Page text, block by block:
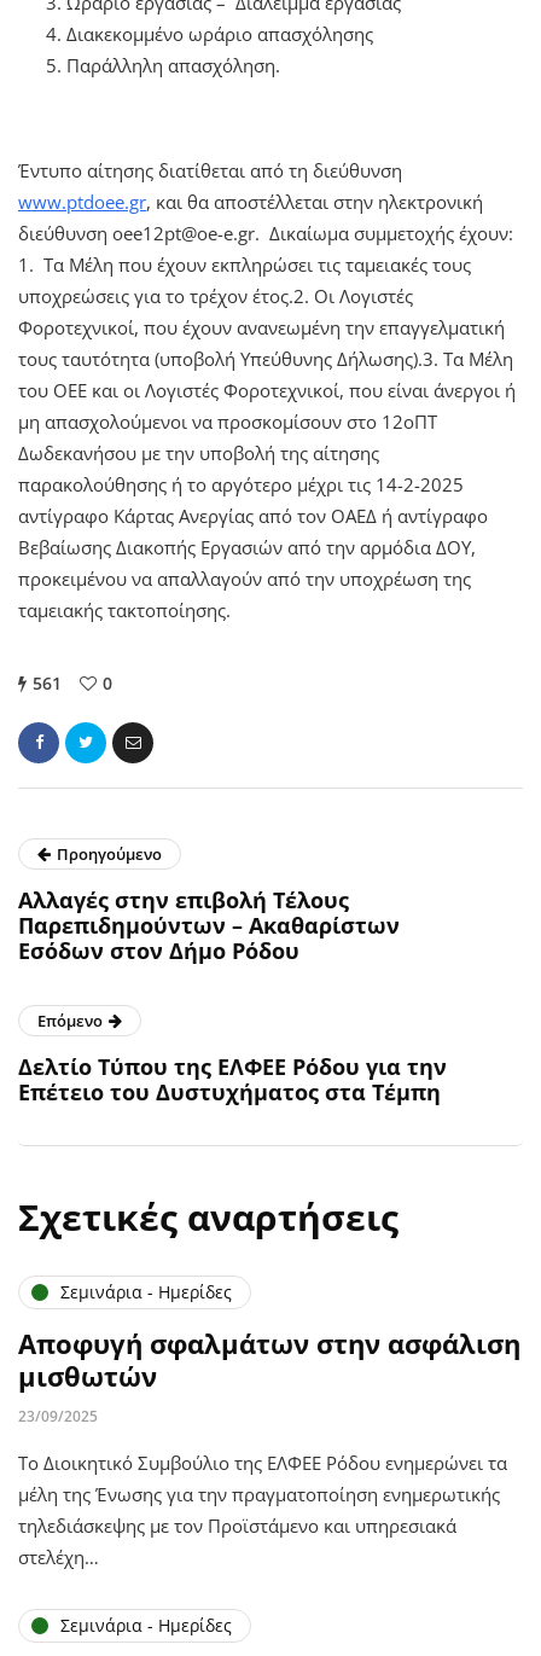
Διακεκομμένο ωράριο απασχόλησης
Παράλληλη απασχόληση.
Έντυπο αίτησης διατίθεται από τη διεύθυνση
www.ptdoee.gr, και θα αποστέλλεται στην ηλεκτρονική
διεύθυνση oee12pt@oe-e.gr. Δικαίωμα συμμετοχής έχουν:
1. Τα Μέλη που έχουν εκπληρώσει τις ταμειακές τους
υποχρεώσεις για το τρέχον έτος.2. Οι Λογιστές
Φοροτεχνικοί, που έχουν ανανεωμένη την επαγγελματική
τους ταυτότητα (υποβολή Υπεύθυνης Δήλωσης).3. Τα Μέλη
του ΟΕΕ και οι Λογιστές Φοροτεχνικοί, που είναι άνεργοι ή
μη απασχολούμενοι να προσκομίσουν στο 12οΠΤ
Δωδεκανήσου με την υποβολή της αίτησης
παρακολούθησης ή το αργότερο μέχρι τις 14-2-2025
αντίγραφο Κάρτας Ανεργίας από τον ΟΑΕΔ ή αντίγραφο
Βεβαίωσης Διακοπής Εργασιών από την αρμόδια ΔΟΥ,
προκειμένου να απαλλαγούν από την υποχρέωση της
ταμειακής τακτοποίησης.
561 0
Προηγούμενο
Αλλαγές στην επιβολή Τέλους
Παρεπιδημούντων – Ακαθαρίστων
Εσόδων στον Δήμο Ρόδου
Επόμενο
Δελτίο Τύπου της ΕΛΦΕΕ Ρόδου για την
Επέτειο του Δυστυχήματος στα Τέμπη
Σχετικές αναρτήσεις
Σεμινάρια - Ημερίδες
Αποφυγή σφαλμάτων στην ασφάλιση
μισθωτών
23/09/2025
Το Διοικητικό Συμβούλιο της ΕΛΦΕΕ Ρόδου ενημερώνει τα
μέλη της Ένωσης για την πραγματοποίηση ενημερωτικής
τηλεδιάσκεψης με τον Προϊστάμενο και υπηρεσιακά
στελέχη…
Σεμινάρια - Ημερίδες